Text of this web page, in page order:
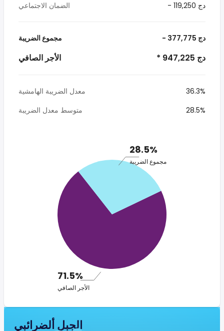
الضمان الاجتماعي
- 119,250 دج
مجموع الضريبة - 377,775 دج
الأجر الصافي * 947,225 دج
معدل الضريبة الهامشية
36.3%
متوسط معدل الضريبة
28.5%
28.5%
مجموع الضريبة
71.5%
الأجر الصافي
الجبل ألضرائبي